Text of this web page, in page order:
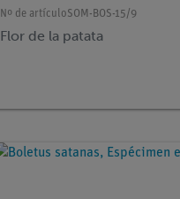
Nº de artículoSOM-BOS-15/9
Flor de la patata